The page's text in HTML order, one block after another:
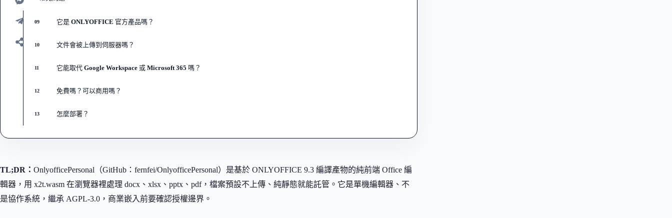
09 它是 ONLYOFFICE 官方產品嗎？
10 文件會被上傳到伺服器嗎？
11 它能取代 Google Workspace 或 Microsoft 365 嗎？
12 免費嗎？可以商用嗎？
13 怎麼部署？
TL;DR： OnlyofficePersonal（GitHub：fernfei/OnlyofficePersonal）是基於 ONLYOFFICE 9.3 編譯產物的純前端 Office 編
輯器，用 x2t.wasm 在瀏覽器裡處理 docx、xlsx、pptx、pdf，檔案預設不上傳、純靜態就能託管。它是單機編輯器、不
是協作系統，繼承 AGPL-3.0，商業嵌入前要確認授權邊界。